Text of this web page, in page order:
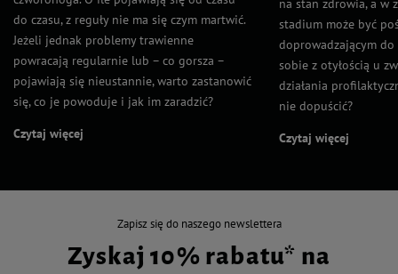
do czasu, z reguły nie ma się czym martwić.
Jeżeli jednak problemy trawienne
powracają regularnie lub – co gorsza –
pojawiają się nieustannie, warto zastanowić
się, co je powoduje i jak im zaradzić?
Czytaj więcej
na stan zdrowia, a w
stadium może być
doprowadzającym do
sobie z otyłością u
działania
nie dopuścić?
Czytaj więcej
Zapisz się do naszego newslettera
Zyskaj 10% rabatu* na